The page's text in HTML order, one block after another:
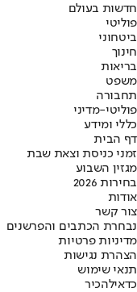
חדשות בעולם
פוליטי
ביטחוני
חינוך
בריאות
משפט
תחבורה
פוליטי-מדיני
כללי ומידע
דף הבית
זמני כניסת וצאת שבת
מגזין השבוע
בחירות 2026
אודות
צור קשר
נבחרת הכתבים והפרשנים
מדיניות פרטיות
הצהרת נגישות
תנאי שימוש
כדאילהכיר